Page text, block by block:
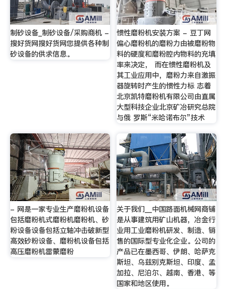
制砂设备_制砂设备/采购商机 -
搜好货网搜好货网您提供各种制
砂设备的供求信息。
惯性磨粉机安装方案 - 豆丁网
偏心磨粉机的磨粉力由被磨粉物
料的硬度和磨粉腔内物料的充填
率来决定， 而在惯性磨粉机及
其工业应用中，磨粉力来自激振
器旋转时产生的惯性力标 志着
北京凯特磨粉机有限公司由直属
大型科技企业北京矿冶研究总院
与俄 罗斯“米哈诺布尔”技术
- 网是一家专业生产磨粉机设备
包括磨粉机式磨粉机磨粉机、砂
粉设备设备包括立轴冲击破新型
高效砂粉设备、磨粉机设备包括
高压磨粉机雷蒙磨粉
关于我们__中国路面机械网商铺
是从事建筑用矿山机器，冶金行
业用工业磨粉机研发、制造、销
售的国际型专业化企业。公司的
产品已在墨西哥、伊朗、哈萨克
斯坦、乌兹别克斯坦、印度、孟
加拉、尼泊尔、越南、香港、等
国家和地区使用。